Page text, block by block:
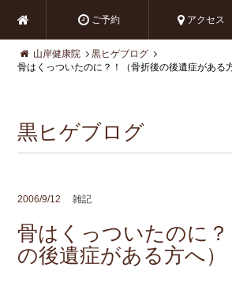
ご予約 アクセス
山岸健康院
黒ヒゲブログ
骨はくっついたのに？！（骨折後の後遺症がある
黒ヒゲブログ
2006/9/12 雑記
骨はくっついたのに
の後遺症がある方へ）